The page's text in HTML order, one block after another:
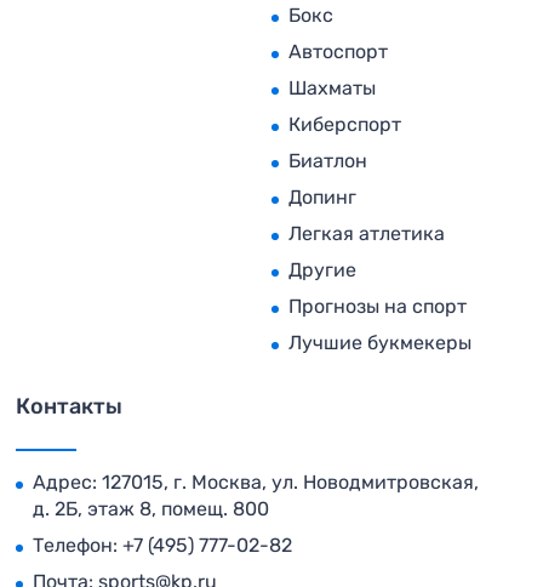
Бокс
Автоспорт
Шахматы
Киберспорт
Биатлон
Допинг
Легкая атлетика
Другие
Прогнозы на спорт
Лучшие букмекеры
Контакты
Адрес: 127015, г. Москва, ул. Новодмитровская,
д. 2Б, этаж 8, помещ. 800
Телефон: +7 (495) 777-02-82
Почта: sports@kp.ru